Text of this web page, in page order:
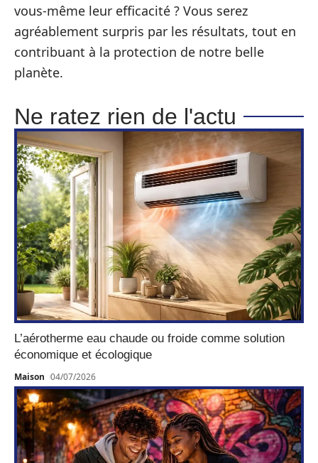
vous-même leur efficacité ? Vous serez
agréablement surpris par les résultats, tout en
contribuant à la protection de notre belle
planète.
Ne ratez rien de l'actu
L’aérotherme eau chaude ou froide comme solution
économique et écologique
Maison 04/07/2026